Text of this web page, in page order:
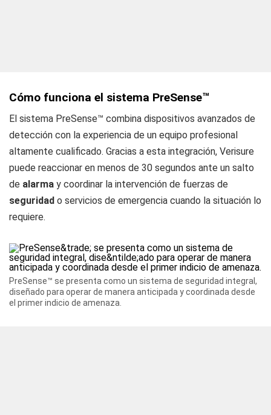
Cómo funciona el sistema PreSense™
El sistema PreSense™ combina dispositivos avanzados de
detección con la experiencia de un equipo profesional
altamente cualificado. Gracias a esta integración, Verisure
puede reaccionar en menos de 30 segundos ante un salto
de alarma y coordinar la intervención de fuerzas de
seguridad o servicios de emergencia cuando la situación lo
requiere.
PreSense™ se presenta como un sistema de seguridad integral,
diseñado para operar de manera anticipada y coordinada desde
el primer indicio de amenaza.